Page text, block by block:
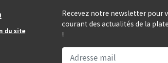
du site
Recevez notre newsletter pour
courant des actualités de la
!